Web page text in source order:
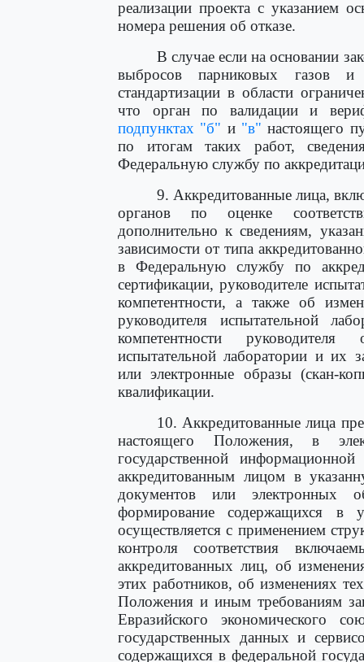
реализации проекта с указанием
номера решения об отказе.
В случае если на основании
выбросов парниковых газов и
стандартизации в области
что орган по валидации и
подпунктах "б" и "в" настоящего
по итогам таких работ,
Федеральную службу по
9. Аккредитованные лица,
органов по оценке
дополнительно к сведениям,
зависимости от типа
в Федеральную службу по
сертификации, руководителе
компетентности, а также об
руководителя испытательной
компетентности
испытательной лаборатории и их
или электронные образы (скан-
квалификации.
10. Аккредитованные лица
настоящего Положения, в
государственной
аккредитованным лицом в
документов или электронных
формирование содержащихся в
осуществляется с применением
контроля соответствия
аккредитованных лиц, об
этих работников, об изменениях
Положения и иным требованиям
Евразийского экономического
государственных данных и
содержащихся в федеральной